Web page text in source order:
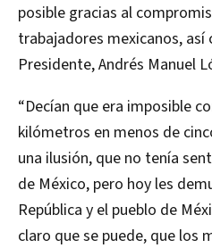
posible gracias al
trabajadores mexicanos,
Presidente, Andrés Manuel
“Decían que era imposible
kilómetros en menos de
una ilusión, que no tenía
de México, pero hoy les
República y el pueblo de
claro que se puede, que los